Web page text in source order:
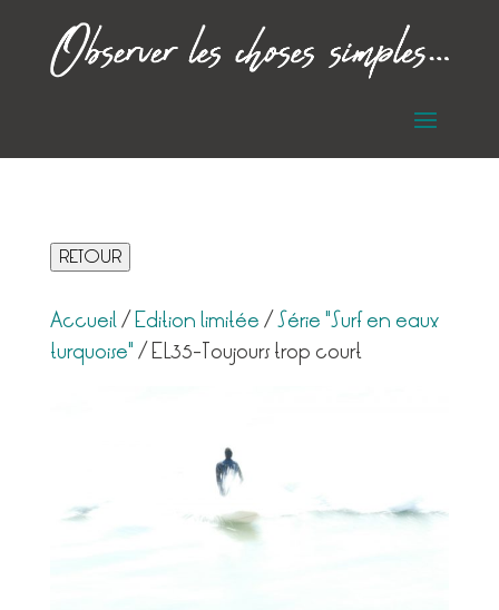
RETOUR
Accueil/Edition limitée/Série "Surf en eaux
turquoise"/ EL35-Toujours trop court